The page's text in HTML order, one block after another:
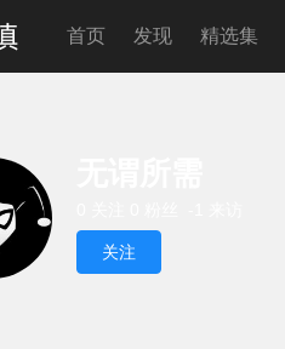
首页 发现 精选集
关注